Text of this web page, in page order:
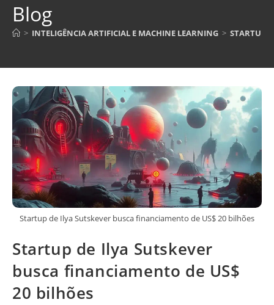
Blog
> INTELIGÊNCIA ARTIFICIAL E MACHINE LEARNING > STARTUP
Startup de Ilya Sutskever busca financiamento de US$ 20 bilhões
Startup de Ilya Sutskever
busca financiamento de US$
20 bilhões